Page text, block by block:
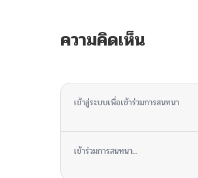
ตอนที่ 110
ตอนที่ 109
ความคิดเห็น
เข้าสู่ระบบเพื่อเข้าร่วมการสนทนา
เข้าร่วมการสนทนา...